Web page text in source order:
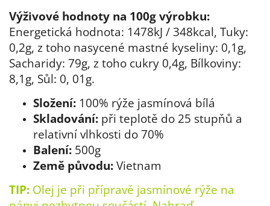
Výživové hodnoty na 100g výrobku:
Energetická hodnota: 1478kJ / 348kcal, Tuky:
0,2g, z toho nasycené mastné kyseliny: 0,1g,
Sacharidy: 79g, z toho cukry 0,4g, Bílkoviny:
8,1g, Sůl: 0, 01g.
Složení: 100% rýže jasmínová bílá
Skladování: při teplotě do 25 stupňů a
relativní vlhkosti do 70%
Balení: 500g
Země původu: Vietnam
TIP: Olej je při přípravě jasmínové rýže na